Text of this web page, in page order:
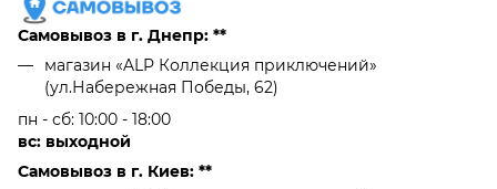
Самовывоз в г. Днепр: **
магазин «ALP Коллекция приключений»
(ул.Набережная Победы, 62)
пн - сб: 10:00 - 18:00
вс: выходной
Самовывоз в г. Киев: **